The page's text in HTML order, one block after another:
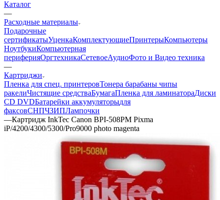
Каталог
—
Расходные материалы
Подарочные
сертификатыУценкаКомплектующиеПринтерыКомпьютеры
НоутбукиКомпьютерная
периферияОргтехникаСетевоеАудиоФото и Видео техника
—
Картриджи
Пленка для спец. принтеровТонера барабаны чипы
ракелиЧистящие средстваБумагаПленка для ламинатораДиски
CD DVDБатарейки аккумуляторыдля
факсовСНПЧЗИПЛампочки
—Картридж InkTec Canon BPI-508PM Pixma
iP/4200/4300/5300/Pro9000 photo magenta